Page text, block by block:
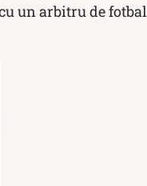
un arbitru de fotbal